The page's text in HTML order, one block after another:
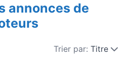
annonces de
Trier par: Titre